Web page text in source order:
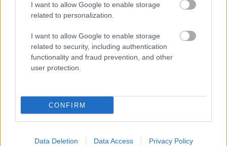
I want to allow Google to enable storage
related to personalization.
I want to allow Google to enable storage
related to security, including authentication
functionality and fraud prevention, and other
user protection.
CONFIRM
Data Deletion Data Access Privacy Policy
CHIDO OBI
AMORIM A MAINOO-S